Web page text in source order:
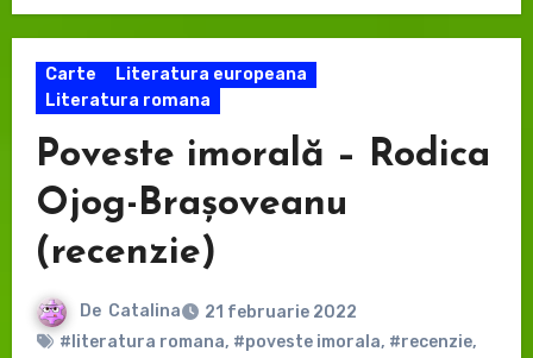
Carte
Literatura europeana
Literatura romana
Poveste imorală – Rodica
Ojog-Brașoveanu
(recenzie)
De Catalina
21 februarie 2022
#literatura romana, #poveste imorala, #recenzie,